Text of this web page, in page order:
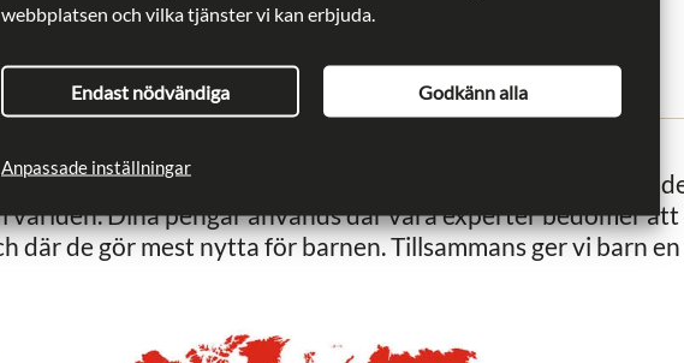
webbplatsen och vilka tjänster vi kan erbjuda.
Anpassade inställningar
Endast nödvändiga Godkänn alla
DIN HJÄLP NÅR FRAM TILL BARNEN
till Rädda Barnen är du med och hjälper de barn som har
Dina pengar används där våra experter bedömer
där de gör mest nytta för barnen. Tillsammans ger vi barn